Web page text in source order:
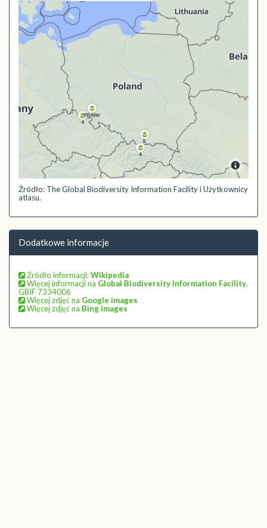
Źródło: The Global Biodiversity Information Facility i Użytkownicy
atlasu.
Dodatkowe informacje
Źródło informacji:Wikipedia
Więcej informacji na Global Biodiversity Information Facility,
GBIF 7334006
Więcej zdjęć na Google images
Więcej zdjęć na Bing images